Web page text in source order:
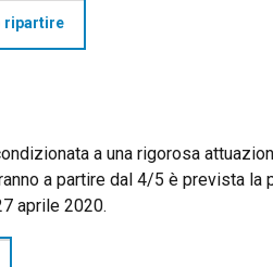
ripartire
a una rigorosa
a partire dal 4/5 è prevista
aprile 2020.